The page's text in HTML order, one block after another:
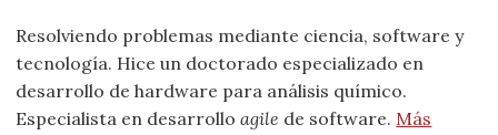
Resolviendo problemas mediante ciencia, software y
tecnología. Hice un doctorado especializado en
desarrollo de hardware para análisis químico.
Especialista en desarrolloagile de software. Más